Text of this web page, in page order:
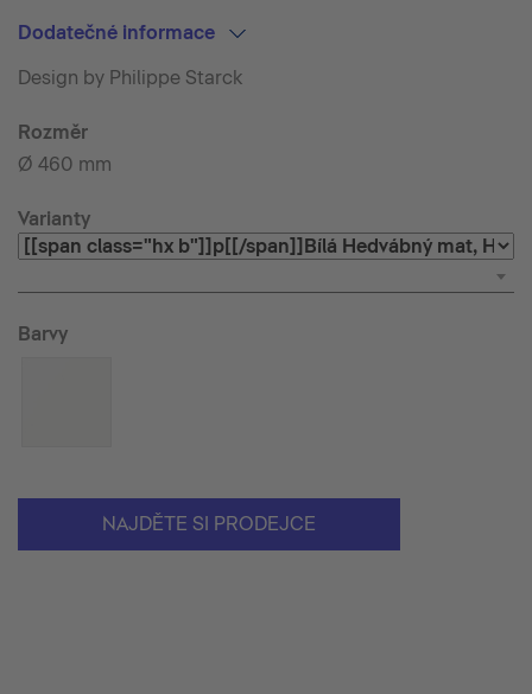
Dodatečné informace
Design by Philippe Starck
Rozměr
Ø 460 mm
Varianty
Barvy
NAJDĚTE SI PRODEJCE